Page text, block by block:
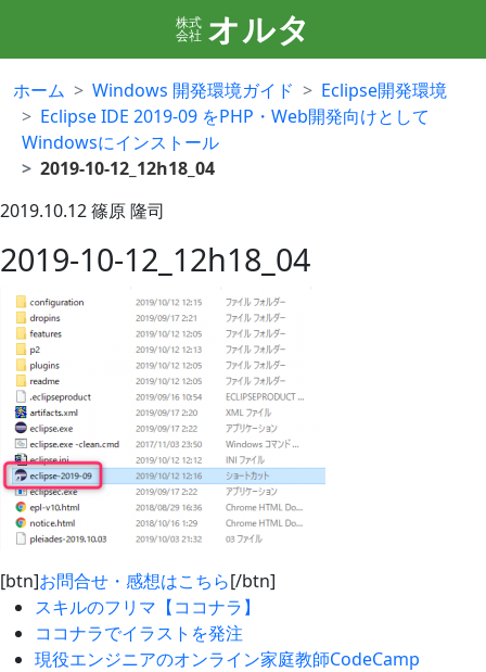
株式
会社 オルタ
ホーム Windows 開発環境ガイド
Eclipse開発環境
Eclipse IDE 2019-09 をPHP・Web開発向けとして
Windowsにインストール
2019-10-12_12h18_04
2019.10.12篠原 隆司
2019-10-12_12h18_04
[btn]お問合せ・感想はこちら[/btn]
スキルのフリマ【ココナラ】
ココナラでイラストを発注
現役エンジニアのオンライン家庭教師CodeCamp